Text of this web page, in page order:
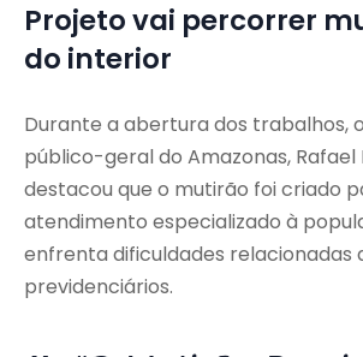
Projeto vai percorrer
do interior
Durante a abertura dos trabalhos,
público-geral do Amazonas, Rafael
destacou que o mutirão foi criado
atendimento especializado à
enfrenta dificuldades relacionadas
previdenciários.